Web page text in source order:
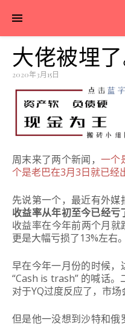
大佬被埋了
2020年3月15日
周末来了两个新闻， 一个
个是老巴在3月3日就已经
先说第一个，最近有外媒
收益率从年初至今已经亏
收益率在今年前两个月
更是大幅亏损了13%左右。
早在今年一月份的时候，
“Cash is trash” 的喊话
对于YQ过度反应了，市场
但是他一没想到沙特和